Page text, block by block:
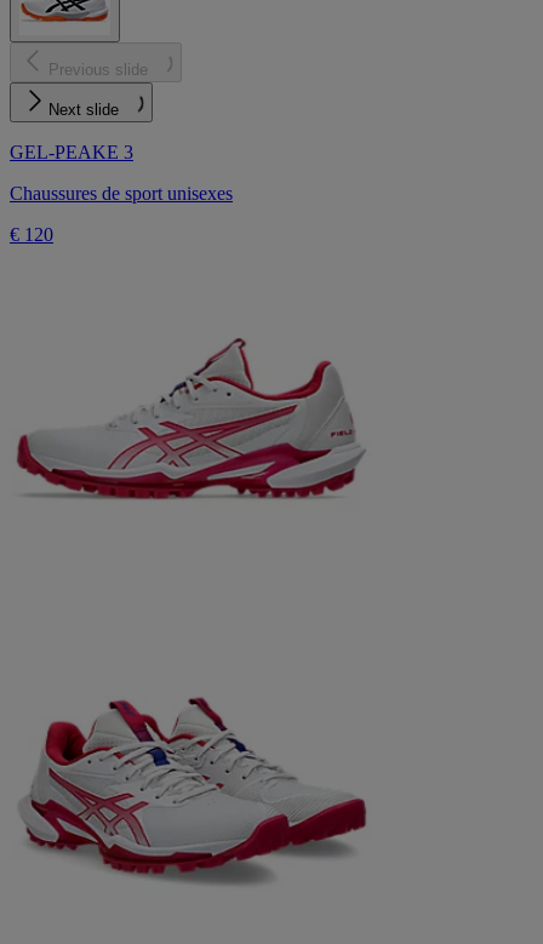
Previous slide
Next slide
GEL-PEAKE 3
Chaussures de sport unisexes
€ 120